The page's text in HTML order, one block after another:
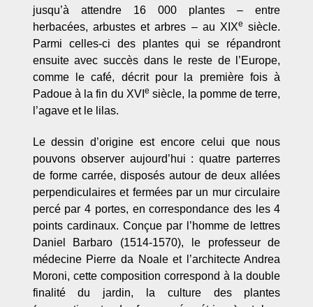
jusqu’à attendre 16 000 plantes – entre
herbacées, arbustes et arbres – au XIXe siècle.
Parmi celles-ci des plantes qui se répandront
ensuite avec succès dans le reste de l’Europe,
comme le café, décrit pour la première fois à
Padoue à la fin du XVI e siècle, la pomme de terre,
l’agave et le lilas.
Le dessin d’origine est encore celui que nous
pouvons observer aujourd’hui : quatre parterres
de forme carrée, disposés autour de deux allées
perpendiculaires et fermées par un mur circulaire
percé par 4 portes, en correspondance des les 4
points cardinaux. Conçue par l’homme de lettres
Daniel Barbaro (1514-1570), le professeur de
médecine Pierre da Noale et l’architecte Andrea
Moroni, cette composition correspond à la double
finalité du jardin, la culture des plantes